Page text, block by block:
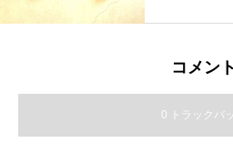
e
ーである
コメント
0 トラックバ